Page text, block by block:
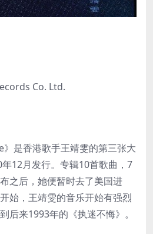
Co. Ltd.
》是香港歌手王靖雯的第三张大
12月发行。专辑10首歌曲，7
之后，她便暂时去了美国进
始，王靖雯的音乐开始有强烈
后来1993年的《执迷不悔》。